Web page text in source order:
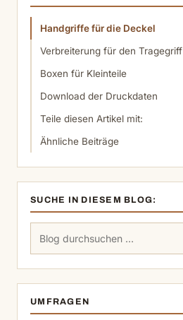
Handgriffe für die Deckel
Verbreiterung für den Tragegriff
Boxen für Kleinteile
Download der Druckdaten
Teile diesen Artikel mit:
Ähnliche Beiträge
SUCHE IN DIESEM BLOG:
Suchen
UMFRAGEN